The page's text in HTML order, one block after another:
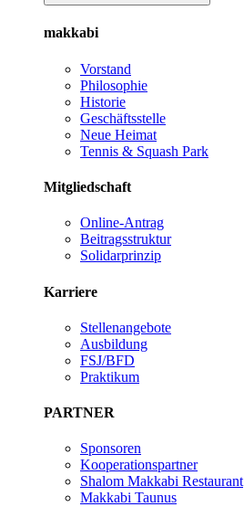
makkabi
Vorstand
Philosophie
Historie
Geschäftsstelle
Neue Heimat
Tennis & Squash Park
Mitgliedschaft
Online-Antrag
Beitragsstruktur
Solidarprinzip
Karriere
Stellenangebote
Ausbildung
FSJ/BFD
Praktikum
PARTNER
Sponsoren
Kooperationspartner
Shalom Makkabi Restaurant
Makkabi Taunus